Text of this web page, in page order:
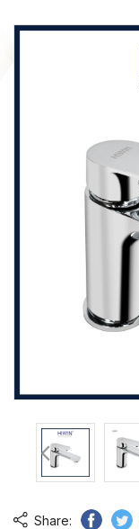
Share: